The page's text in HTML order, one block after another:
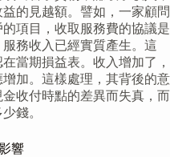
的見越額。譬如，一家顧問
項目，收取服務費的協議是
務收入已經實質產生。這
當期損益表。收入增加了，
加。這樣處理，其背後的意
收付時點的差異而失真，而
錢。
響